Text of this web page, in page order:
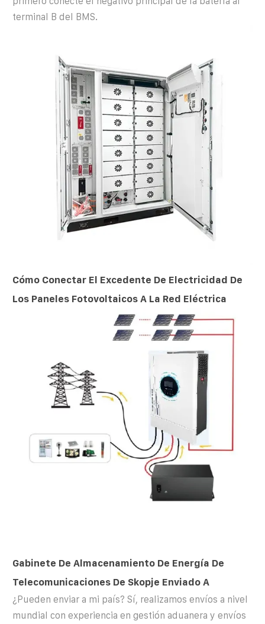
terminal B del BMS.
Cómo Conectar El Excedente De Electricidad De
Los Paneles Fotovoltaicos A La Red Eléctrica
Gabinete De Almacenamiento De Energía De
Telecomunicaciones De Skopje Enviado A
¿Pueden enviar a mi país? Sí, realizamos envíos a nivel
mundial con experiencia en gestión aduanera y envíos